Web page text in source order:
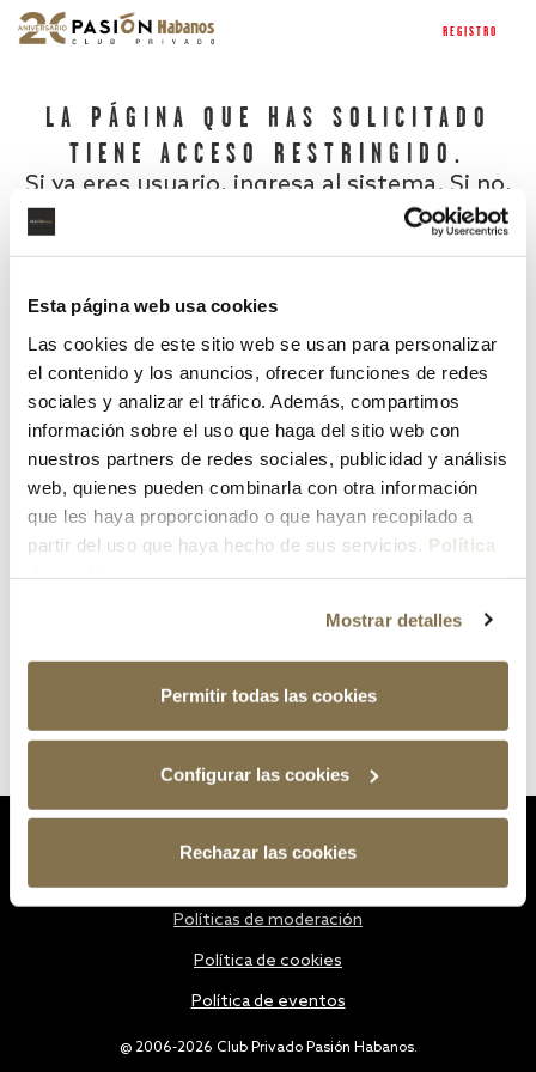
Esta página web usa cookies
Las cookies de este sitio web se usan para personalizar
el contenido y los anuncios, ofrecer funciones de redes
sociales y analizar el tráfico. Además, compartimos
información sobre el uso que haga del sitio web con
nuestros partners de redes sociales, publicidad y análisis
web, quienes pueden combinarla con otra información
que les haya proporcionado o que hayan recopilado a
partir del uso que haya hecho de sus servicios. Política
Mostrar detalles
Permitir todas las cookies
Configurar las cookies
Rechazar las cookies
REGISTRO
LA PÁGINA QUE HAS SOLICITADO
TIENE ACCESO RESTRINGIDO.
Si ya eres usuario, ingresa al sistema. Si no,
¿Has olvidado tu contraseña?
@ 2006-2026 Club Privado Pasión Habanos.
Políticas de moderación
Política de cookies
Política de eventos